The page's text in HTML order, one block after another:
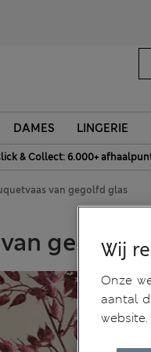
DAMES LINGERIE
& Collect: 6.000+
van gegolfd glas
gegolfd
Wij
Onze
aantal